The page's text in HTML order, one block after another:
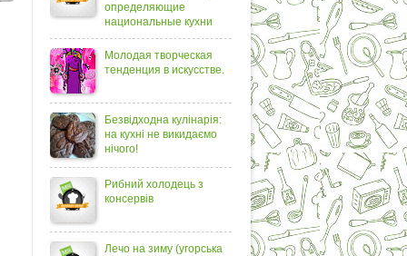
определяющие
национальные кухни
Молодая творческая
тенденция в искусстве.
Безвідходна кулінарія:
на кухні не викидаємо
нічого!
Рибний холодець з
консервів
Лечо на зиму (угорська